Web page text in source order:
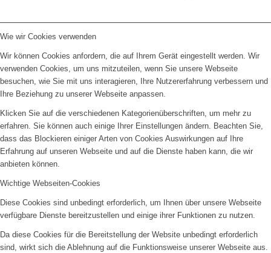
Wie wir Cookies verwenden
Wir können Cookies anfordern, die auf Ihrem Gerät eingestellt werden. Wir
verwenden Cookies, um uns mitzuteilen, wenn Sie unsere Webseite
besuchen, wie Sie mit uns interagieren, Ihre Nutzererfahrung verbessern und
Ihre Beziehung zu unserer Webseite anpassen.
Klicken Sie auf die verschiedenen Kategorienüberschriften, um mehr zu
erfahren. Sie können auch einige Ihrer Einstellungen ändern. Beachten Sie,
dass das Blockieren einiger Arten von Cookies Auswirkungen auf Ihre
Erfahrung auf unseren Webseite und auf die Dienste haben kann, die wir
anbieten können.
Wichtige Webseiten-Cookies
Diese Cookies sind unbedingt erforderlich, um Ihnen über unsere Webseite
verfügbare Dienste bereitzustellen und einige ihrer Funktionen zu nutzen.
Da diese Cookies für die Bereitstellung der Website unbedingt erforderlich
sind, wirkt sich die Ablehnung auf die Funktionsweise unserer Webseite aus.